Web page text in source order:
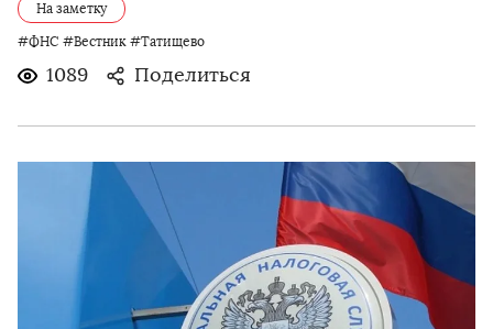
На заметку
#ФНС #Вестник #Татищево
1089 Поделиться